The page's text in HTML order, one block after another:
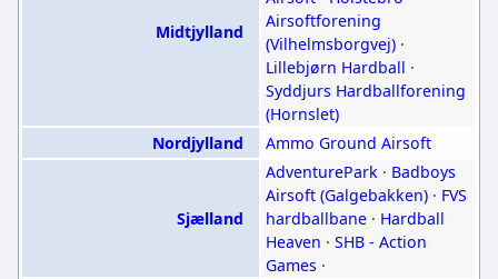
Midtjylland
Airsoftforening
(Vilhelmsborgvej)·
Lillebjørn Hardball ·
Syddjurs Hardballforening
(Hornslet)
Nordjylland
Ammo Ground Airsoft
Sjælland
AdventurePark· Badboys
Airsoft (Galgebakken)· FVS
hardballbane· Hardball
Heaven · SHB - Action
Games ·